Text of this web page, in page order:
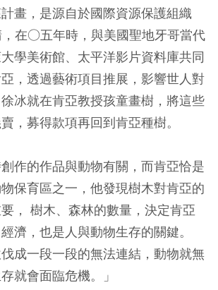
畫，是源自於國際資源保護組織
，在○五年時，與美國聖地牙哥當代
學美術館、太平洋影片資料庫共同
，透過藝術項目推展，影響世人對
冰就在肯亞教授孩童畫樹，將這些
，募得款項再回到肯亞種樹。
作的作品與動物有關，而肯亞恰是
保育區之一，他發現樹木對肯亞的
， 樹木、森林的數量，決定肯亞
濟，也是人與動物生存的關鍵。
伐成一段一段的無法連結，動物就無
就會面臨危機。」